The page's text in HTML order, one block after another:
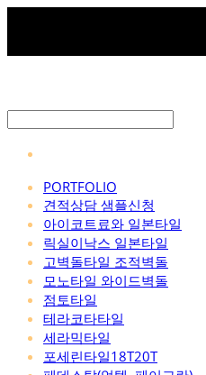
PORTFOLIO
견적상담 샘플신청
아이코트료와 일본타일
릭실이낙스 일본타일
고벽돌타일 조적벽돌
모노타일 와이드벽돌
점토타일
테라코타타일
세라믹타일
포세린타일18T20T